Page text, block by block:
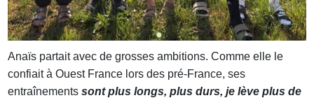
Anaïs partait avec de grosses ambitions. Comme elle le
confiait à Ouest France lors des pré-France, ses
entraînementssont plus longs, plus durs, je lève plus de